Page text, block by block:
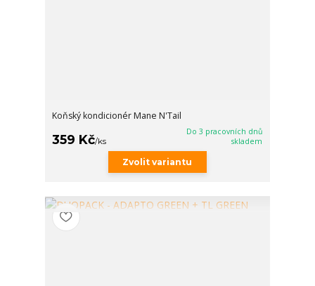
Koňský kondicionér Mane N'Tail
359 Kč/ks
Do 3 pracovních dnů
skladem
Zvolit variantu